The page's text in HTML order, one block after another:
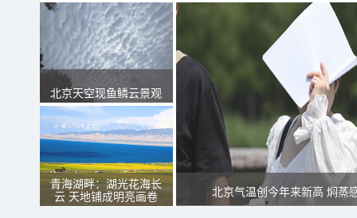
北京天空现鱼鳞云景观
青海湖畔：湖光花海长
云 天地铺成明亮画卷
北京气温创今年来新高 焖蒸